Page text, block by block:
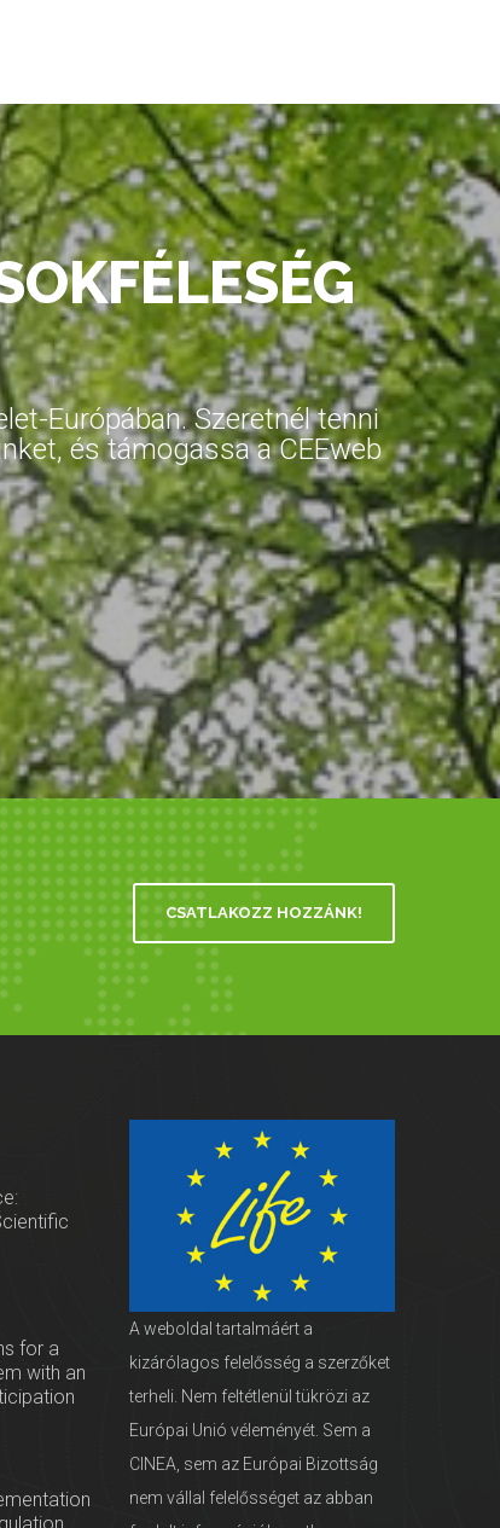
Európában. Szeretnél tenni
és támogassa a CEEweb
CSATLAKOZZ HOZZÁNK!
for a
with an
A weboldal tartalmáért a
kizárólagos felelősség a szerzőket
terheli. Nem feltétlenül tükrözi az
Európai Unió véleményét. Sem a
CINEA, sem az Európai Bizottság
nem vállal felelősséget az abban